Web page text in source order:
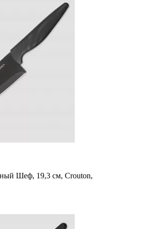
Шеф, 19,3 см, Crouton,